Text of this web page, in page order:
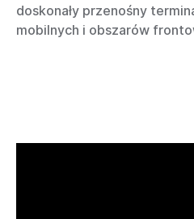
doskonały przenośny
mobilnych i obszarów